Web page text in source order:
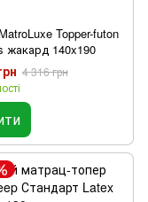
Topper-futon
жакард 140x190
4 316 грн